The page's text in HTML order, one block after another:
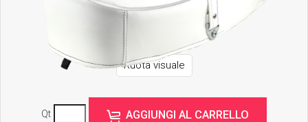
Ruota visuale
Qt AGGIUNGI AL CARRELLO